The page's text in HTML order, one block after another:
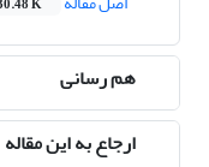
K
هم رسانی
ارجاع به این مقاله